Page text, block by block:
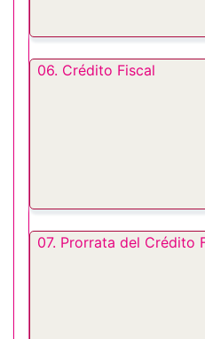
06. Crédito Fiscal
07. Prorrata del Crédito